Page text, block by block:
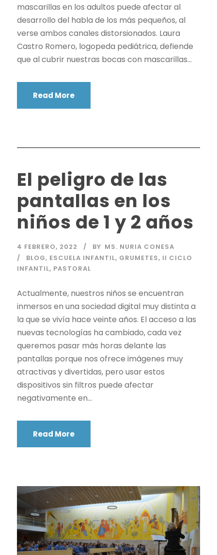
mascarillas en los adultos puede afectar al
desarrollo del habla de los más pequeños, al
verse ambos canales distorsionados. Laura
Castro Romero, logopeda pediátrica, defiende
que al cubrir nuestras bocas con mascarillas...
Read More
El peligro de las
pantallas en los
niños de 1 y 2 años
4 FEBRERO, 2022 BY MS. NURIA CONESA
BLOG, ESCUELA INFANTIL, GRUMETES, II CICLO
INFANTIL, PASTORAL
Actualmente, nuestros niños se encuentran
inmersos en una sociedad digital muy distinta a
la que se vivía hace veinte años. El acceso a las
nuevas tecnologías ha cambiado, cada vez
queremos pasar más horas delante las
pantallas porque nos ofrece imágenes muy
atractivas y divertidas, pero usar estos
dispositivos sin filtros puede afectar
negativamente en...
Read More